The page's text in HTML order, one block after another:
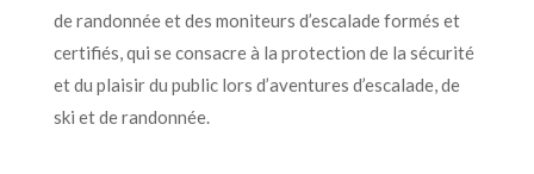
de randonnée et des moniteurs d’escalade formés et
certifiés, qui se consacre à la protection de la sécurité
et du plaisir du public lors d’aventures d’escalade, de
ski et de randonnée.